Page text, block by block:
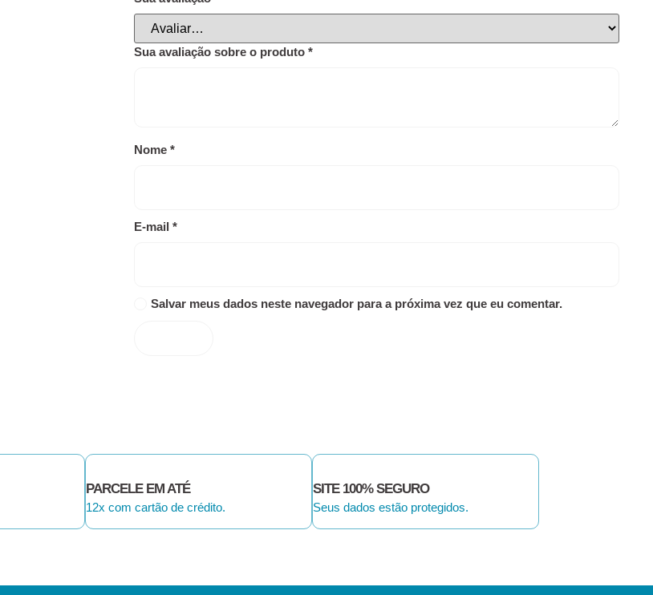
Sua avaliação sobre o produto*
Nome*
E-mail*
Salvar meus dados neste navegador para a próxima vez que eu comentar.
PARCELE EM ATÉ
12x com cartão de crédito.
SITE 100% SEGURO
Seus dados estão protegidos.